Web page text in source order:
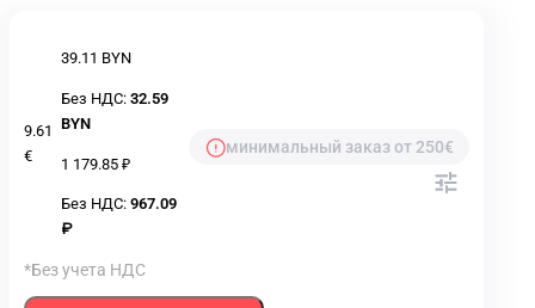
9.61
€
39.11 BYN
Без НДС: 32.59
BYN
1 179.85 ₽
Без НДС: 967.09
₽
минимальный заказ от 250€
*Без учета НДС